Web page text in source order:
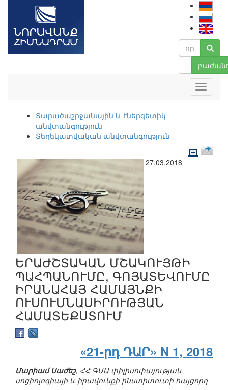
Տարածաշրջանային և էներգետիկ
անվտանգություն
Տեղեկատվական անվտանգություն
27.03.2018
ԵՐԱԺՇՏԱԿԱՆ ՄՇԱԿՈՒՅԹԻ
ՊԱՀՊԱՆՈՒՄԸ, ԳՈՅԱՏԵՎՈՒՄԸ
ԻՐԱՆԱՀԱՅ ՀԱՄԱՅՆՔԻ
ՈՒՍՈՒՄՆԱՍԻՐՈՒԹՅԱՆ
ՀԱՄԱՏԵՔՍՏՈՒՄ
«21-րդ ԴԱՐ» N 1, 2018
Մարիամ Սաժեշ, ՀՀ ԳԱԱ փիլիսոփայության,
սոցիոլոգիայի և իրավունքի ինստիտուտի հայցորդ